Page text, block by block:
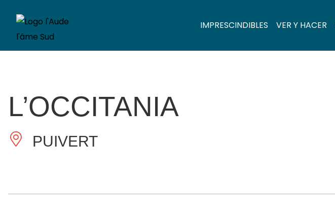
IMPRESCINDIBLES VER Y HACER
L’OCCITANIA
PUIVERT